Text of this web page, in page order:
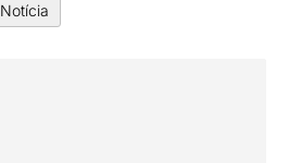
Notícia